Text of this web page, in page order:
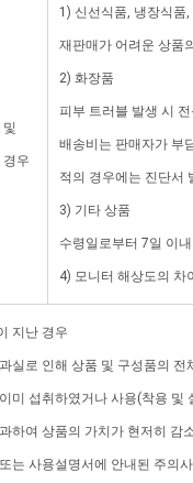
경우
1) 신선식품, 냉장식품
재판매가 어려운 상품
2) 화장품
피부 트러블 발생 시
배송비는 판매자가 부
적의 경우에는 진단서
3) 기타 상품
수령일로부터 7일 이
4) 모니터 해상도의 차
지난 경우
실로 인해 상품 및 구성품의
미 섭취하였거나 사용(착용 및
하여 상품의 가치가 현저히 감
는 사용설명서에 안내된 주의